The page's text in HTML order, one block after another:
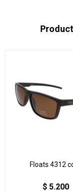
Floats 4312
$ 5.200